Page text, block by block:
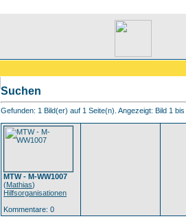
Suchen
Gefunden: 1 Bild(er) auf 1 Seite(n). Angezeigt: Bild 1 bis
MTW - M-WW1007
(Mathias)
Hilfsorganisationen
Kommentare: 0